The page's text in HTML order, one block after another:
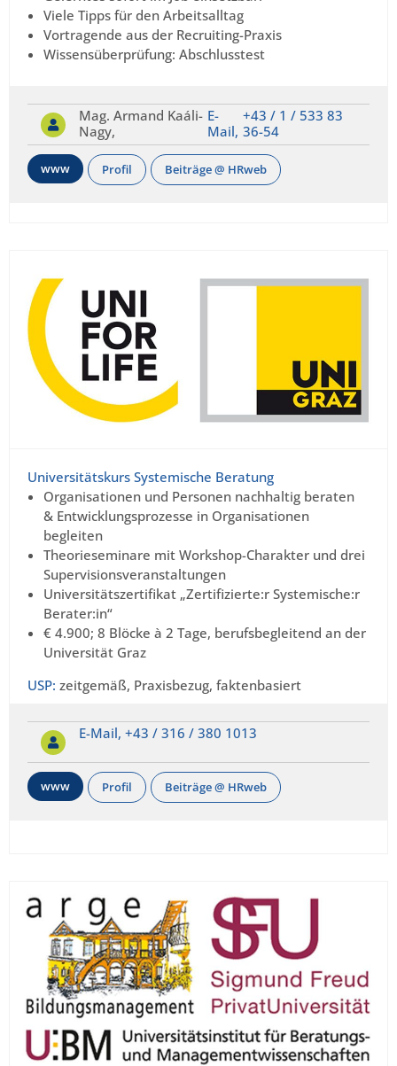
Viele Tipps für den Arbeitsalltag
Vortragende aus der Recruiting-Praxis
Wissensüberprüfung: Abschlusstest
Mag. Armand Kaáli-
Nagy,
E-
Mail,
+43 / 1 / 533 83
36-54
www Profil Beiträge @ HRweb
Universitätskurs Systemische Beratung
Organisationen und Personen nachhaltig beraten
& Entwicklungsprozesse in Organisationen
begleiten
Theorieseminare mit Workshop-Charakter und drei
Supervisionsveranstaltungen
Universitätszertifikat „Zertifizierte:r Systemische:r
Berater:in“
€ 4.900; 8 Blöcke à 2 Tage, berufsbegleitend an der
Universität Graz
USP: zeitgemäß, Praxisbezug, faktenbasiert
E-Mail, +43 / 316 / 380 1013
www Profil Beiträge @ HRweb